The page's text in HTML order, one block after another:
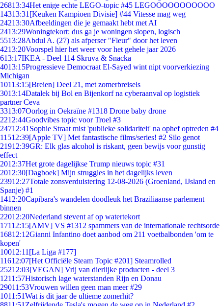
26813:34Het enige echte LEGO-topic #45 LEGOOOOOOOOOOO
14313:31 [Keuken Kampioen Divisie] #44 Vitesse mag weg
24213:30Afbeeldingen die je gemaakt hebt met AI
2413:29Woningtekort: dus ga je woningen slopen, logisch
5513:28Abdul A. (27) als afperser "Fleur" door het leven
4213:20Voorspel hier het weer voor het gehele jaar 2026
613:17IKEA - Deel 114 Skruva & Snacka
4013:15Progressieve Democraat El-Sayed wint nipt voorverkiezing
Michigan
10113:15[Breien] Deel 21, met zomerbreisels
3013:14Datalek bij Bol en Bijenkorf na cyberaanval op logistiek
partner Ceva
3313:07Oorlog in Oekraïne #1318 Drone baby drone
2212:44Goodvibes topic voor Troel #3
24712:41 Sophie Straat mist 'publieke solidariteit' na ophef optreden #4
11512:39[Apple TV] Met fantastische films/series! #2 Silo genot
21912:39GR: Elk glas alcohol is riskant, geen bewijs voor gunstig
effect
2012:37Het grote dagelijkse Trump nieuws topic #31
2012:30[Dagboek] Mijn struggles in het dagelijks leven
23912:27Totale zonsverduistering 12-08-2026 (Groenland, IJsland en
Spanje) #1
1412:20Capibara's wandelen doodleuk het Braziliaanse parlement
binnen
22012:20Nederland stevent af op watertekort
17112:15[AMV] VS #1312 spammers van de internationale rechtsorde
16812:12Gianni Infantino doet aanbod om 211 voetbalbonden 'om te
kopen'
10012:11 [La Liga #177]
11612:07[Het Officiële Steam Topic #201] Steamrolled
25212:03[VEGAN] Vrij van dierlijke producten - deel 3
1211:57Historisch lage waterstanden Rijn en Donau
29011:53Vrouwen willen geen man meer #29
1011:51Wat is dit jaar de ultieme zomerhit?